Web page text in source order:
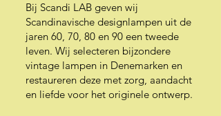
Bij Scandi LAB geven wij
Scandinavische designlampen uit de
jaren 60, 70, 80 en 90 een tweede
leven. Wij selecteren bijzondere
vintage lampen in Denemarken en
restaureren deze met zorg, aandacht
en liefde voor het originele ontwerp.